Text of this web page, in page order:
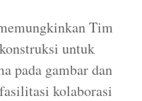
Tim
untuk
pada gambar dan
kolaborasi